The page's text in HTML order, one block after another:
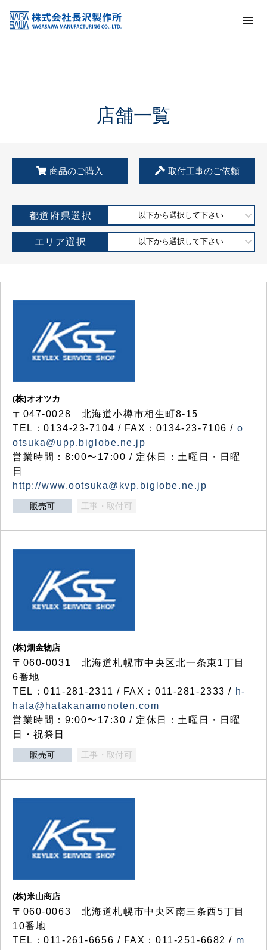
KSS加盟店・取扱店情報
店舗一覧
店舗一覧
商品のご購入 取付工事のご依頼
都道府県選択 以下から選択して下さい
エリア選択 以下から選択して下さい
(株)オオツカ
〒047-0028 北海道小樽市相生町8-15
TEL：0134-23-7104 / FAX：0134-23-7106 / o
otsuka@upp.biglobe.ne.jp
営業時間：8:00〜17:00 / 定休日：土曜日・日曜
日
http://www.ootsuka@kvp.biglobe.ne.jp
販売可 工事・取付可
(株)畑金物店
〒060-0031 北海道札幌市中央区北一条東1丁目
6番地
TEL：011-281-2311 / FAX：011-281-2333 / h-
hata@hatakanamonoten.com
営業時間：9:00〜17:30 / 定休日：土曜日・日曜
日・祝祭日
販売可 工事・取付可
(株)米山商店
〒060-0063 北海道札幌市中央区南三条西5丁目
10番地
TEL：011-261-6656 / FAX：011-251-6682 / m